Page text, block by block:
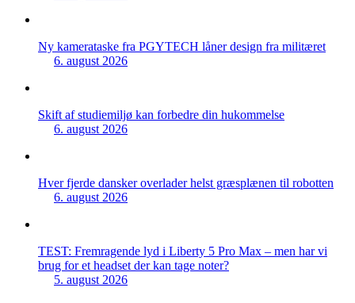
Ny kamerataske fra PGYTECH låner design fra militæret
6. august 2026
Skift af studiemiljø kan forbedre din hukommelse
6. august 2026
Hver fjerde dansker overlader helst græsplænen til robotten
6. august 2026
TEST: Fremragende lyd i Liberty 5 Pro Max – men har vi
brug for et headset der kan tage noter?
5. august 2026